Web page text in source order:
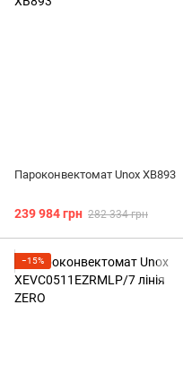
Пароконвектомат Unox XB893
239 984 грн 282 334 грн
−15%